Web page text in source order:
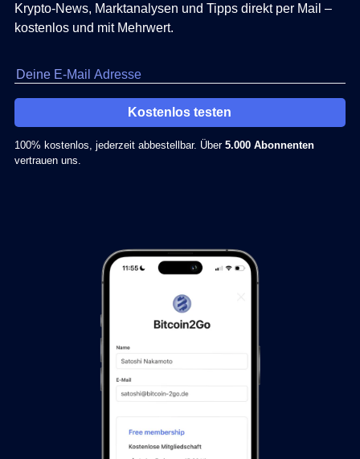
Krypto-News, Marktanalysen und Tipps direkt per Mail –
kostenlos und mit Mehrwert.
Kostenlos testen
100% kostenlos, jederzeit abbestellbar. Über 5.000 Abonnenten
vertrauen uns.